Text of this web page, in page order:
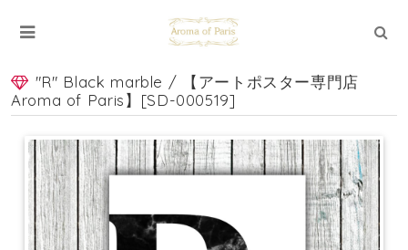
"R" Black marble / 【アートポスター専門店
Aroma of Paris】[SD-000519]